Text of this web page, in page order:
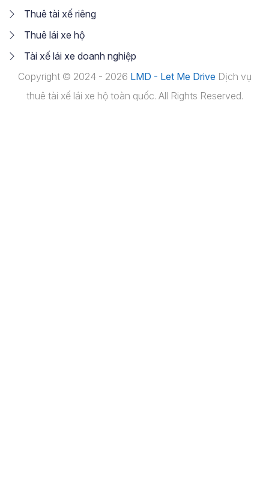
Thuê tài xế riêng
Thuê lái xe hộ
Tài xế lái xe doanh nghiệp
Copyright © 2024 - 2026 LMD - Let Me Drive Dịch vụ
thuê tài xế lái xe hộ toàn quốc. All Rights Reserved.